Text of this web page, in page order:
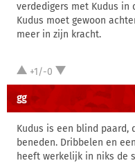
verdedigers met Kudus in
Kudus moet gewoon
meer in zijn kracht.
+1/-0
gg
Kudus is een blind
beneden. Dribbelen en
heeft werkelijk in niks de